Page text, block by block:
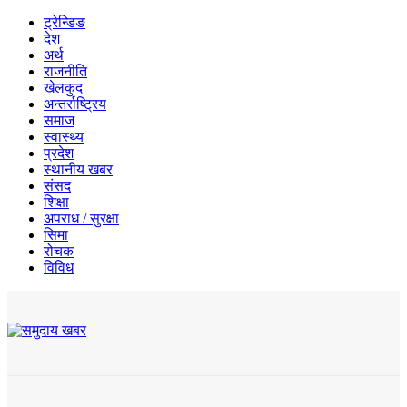
ट्रेन्डिङ
देश
अर्थ
राजनीति
खेलकुद
अन्तर्राष्ट्रिय
समाज
स्वास्थ्य
प्रदेश
स्थानीय खबर
संसद
शिक्षा
अपराध / सुरक्षा
सिमा
रोचक
विविध